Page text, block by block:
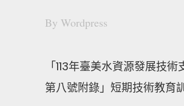
By Wordpress
「113年臺美水資源發展技
第八號附錄」短期技術教育